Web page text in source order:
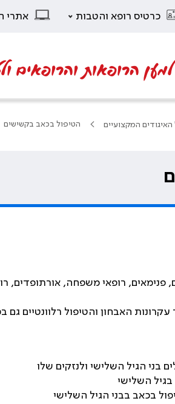
כרטיס רופא והטבות אתרי
למען הרופאות והרופאים
האיגודים המקצועיים הטיפול בכאב בקשישים
רופאי משפחה, אורתופדים,
האבחון והטיפול רלוונטיים
בני הגיל השלישי ולנזקים שלו‏
בגיל השלישי‏
בכאב בבני הגיל השלישי‏